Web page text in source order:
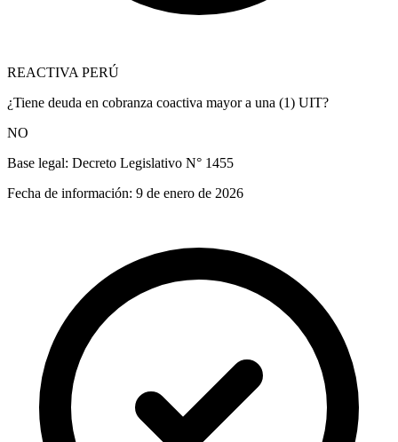
REACTIVA PERÚ
¿Tiene deuda en cobranza coactiva mayor a una (1) UIT?
NO
Base legal: Decreto Legislativo N° 1455
Fecha de información: 9 de enero de 2026